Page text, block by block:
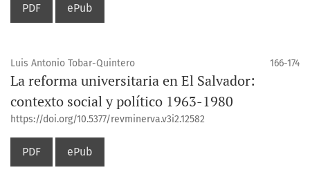
PDF ePub
Luis Antonio Tobar-Quintero 166-174
La reforma universitaria en El Salvador:
contexto social y político 1963-1980
https://doi.org/10.5377/revminerva.v3i2.12582
PDF ePub